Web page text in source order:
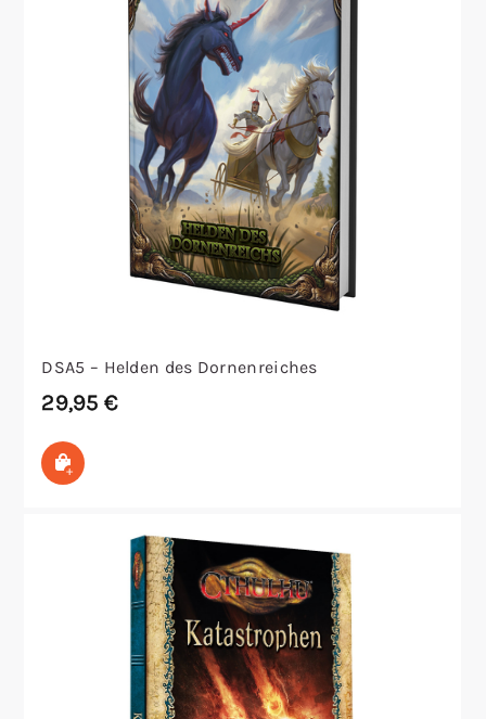
DSA5 – Helden des Dornenreiches
29,95€
In den Warenkorb